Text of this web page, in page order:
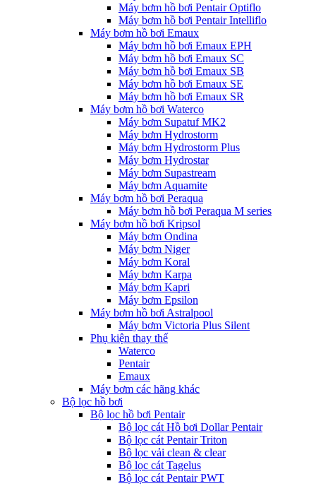
Máy bơm hồ bơi Pentair Optiflo
Máy bơm hồ bơi Pentair Intelliflo
Máy bơm hồ bơi Emaux
Máy bơm hồ bơi Emaux EPH
Máy bơm hồ bơi Emaux SC
Máy bơm hồ bơi Emaux SB
Máy bơm hồ bơi Emaux SE
Máy bơm hồ bơi Emaux SR
Máy bơm hồ bơi Waterco
Máy bơm Supatuf MK2
Máy bơm Hydrostorm
Máy bơm Hydrostorm Plus
Máy bơm Hydrostar
Máy bơm Supastream
Máy bơm Aquamite
Máy bơm hồ bơi Peraqua
Máy bơm hồ bơi Peraqua M series
Máy bơm hồ bơi Kripsol
Máy bơm Ondina
Máy bơm Niger
Máy bơm Koral
Máy bơm Karpa
Máy bơm Kapri
Máy bơm Epsilon
Máy bơm hồ bơi Astralpool
Máy bơm Victoria Plus Silent
Phụ kiện thay thế
Waterco
Pentair
Emaux
Máy bơm các hãng khác
Bộ lọc hồ bơi
Bộ lọc hồ bơi Pentair
Bộ lọc cát Hồ bơi Dollar Pentair
Bộ lọc cát Pentair Triton
Bộ lọc vải clean & clear
Bộ lọc cát Tagelus
Bộ lọc cát Pentair PWT